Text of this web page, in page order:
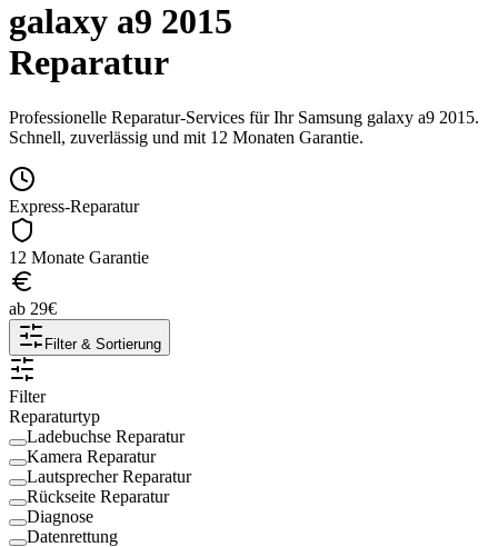
galaxy a9 2015
Reparatur
Professionelle Reparatur-Services für Ihr Samsung galaxy a9 2015.
Schnell, zuverlässig und mit 12 Monaten Garantie.
Express-Reparatur
12 Monate Garantie
ab 29€
Filter & Sortierung
Filter
Reparaturtyp
Ladebuchse Reparatur
Kamera Reparatur
Lautsprecher Reparatur
Rückseite Reparatur
Diagnose
Datenrettung